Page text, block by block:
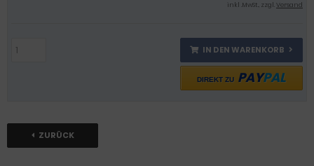
inkl .MwSt., zzgl.Versand
IN DEN WARENKORB
DIREKT ZU PAYPAL
ZURÜCK